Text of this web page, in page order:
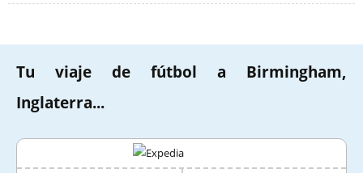
Tu viaje de fútbol a Birmingham,
Inglaterra...